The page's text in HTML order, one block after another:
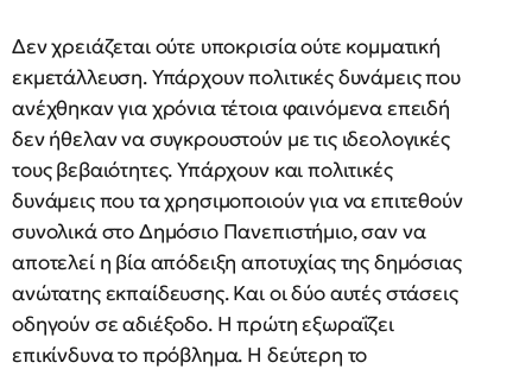
Δεν χρειάζεται ούτε υποκρισία ούτε κομματική
εκμετάλλευση. Υπάρχουν πολιτικές δυνάμεις που
ανέχθηκαν για χρόνια τέτοια φαινόμενα επειδή
δεν ήθελαν να συγκρουστούν με τις ιδεολογικές
τους βεβαιότητες. Υπάρχουν και πολιτικές
δυνάμεις που τα χρησιμοποιούν για να επιτεθούν
συνολικά στο Δημόσιο Πανεπιστήμιο, σαν να
αποτελεί η βία απόδειξη αποτυχίας της δημόσιας
ανώτατης εκπαίδευσης. Και οι δύο αυτές στάσεις
οδηγούν σε αδιέξοδο. Η πρώτη εξωραΐζει
επικίνδυνα το πρόβλημα. Η δεύτερη το